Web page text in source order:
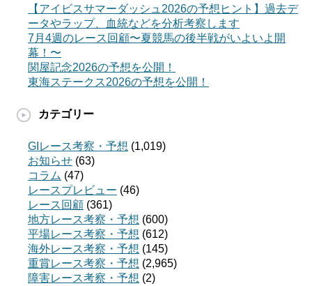
【アイビスサマーダッシュ2026の予想ヒント】過去デ
ータやラップ、血統などを分析考察します
7月4週のレース回顧〜夏競馬の後半戦がいよいよ開
幕！〜
関屋記念2026の予想を公開！
東海ステークス2026の予想を公開！
カテゴリー
GIレース考察・予想 (1,019)
お知らせ (63)
コラム (47)
レースプレビュー (46)
レース回顧 (361)
地方レース考察・予想 (600)
平場レース考察・予想 (612)
海外レース考察・予想 (145)
重賞レース考察・予想 (2,965)
障害レース考察・予想 (2)